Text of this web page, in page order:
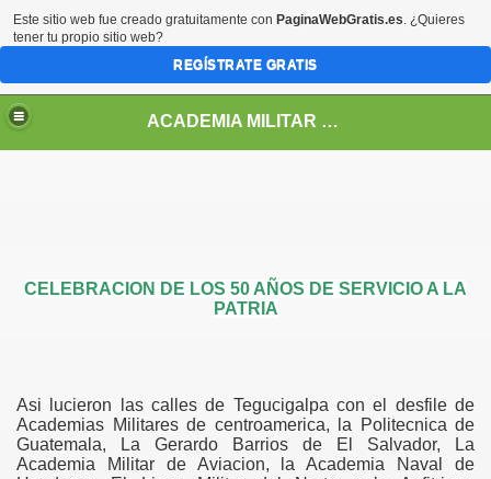
ACADEMIA MILITAR DE HONDURAS GENERAL FRANCISCO MORAZAN
CELEBRACION DE LOS 50 AÑOS DE SERVICIO A LA
PATRIA
Asi lucieron las calles de Tegucigalpa con el desfile de
Academias Militares de centroamerica, la Politecnica de
Guatemala, La Gerardo Barrios de El Salvador, La
Academia Militar de Aviacion, la Academia Naval de
Este sitio web fue creado gratuitamente con PaginaWebGratis.es. ¿Quieres
tener tu propio sitio web?
REGÍSTRATE GRATIS